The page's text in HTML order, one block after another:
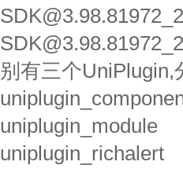
别有三个UniPlugin,
uniplugin_module
uniplugin_richalert